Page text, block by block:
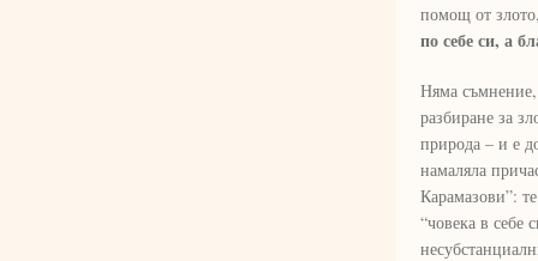
помощ от
по себе си, а
Няма съмнение,
разбиране за
природа – и е
намаляла
Карамазови”:
“човека в себе